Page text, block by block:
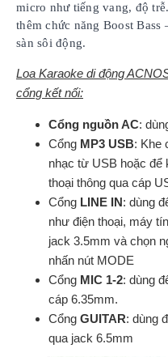
micro như tiếng vang, độ
thêm chức năng Boost Bass
sàn sôi động.
Loa Karaoke di động
cổng kết nối:
Cổng nguồn AC:
Cổng MP3 USB: Khe
nhạc từ USB hoặc để
thoại thông qua cáp
Cổng LINE IN : dùng
như điện thoại, máy
jack 3.5mm và chọn
nhấn nút MODE
Cổng MIC 1-2: dùng
cáp 6.35mm.
Cổng GUITAR: dùng
qua jack 6.5mm